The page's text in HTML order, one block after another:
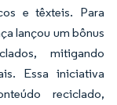
e têxteis. Para
lançou um bônus
mitigando
Essa iniciativa
reciclado,